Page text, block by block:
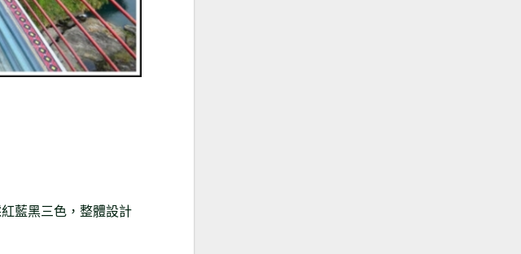
藍黑三色，整體設計